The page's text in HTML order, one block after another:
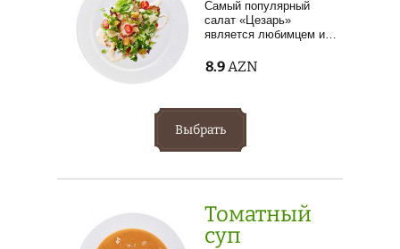
Самый популярный
салат «Цезарь»
является любимцем и…
8.9 AZN
Выбрать
Томатный
суп